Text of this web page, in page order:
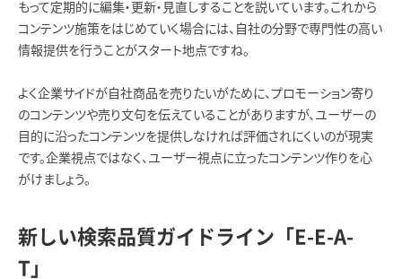
もって定期的に編集・更新・見直しすることを説いています。これから
コンテンツ施策をはじめていく場合には、自社の分野で専門性の高い
情報提供を行うことがスタート地点ですね。
よく企業サイドが自社商品を売りたいがために、プロモーション寄り
のコンテンツや売り文句を伝えていることがありますが、ユーザーの
目的に沿ったコンテンツを提供しなければ評価されにくいのが現実
です。企業視点ではなく、ユーザー視点に立ったコンテンツ作りを心
がけましょう。
新しい検索品質ガイドライン「E-E-A-
T」